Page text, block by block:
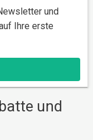
und
Ihre erste
und